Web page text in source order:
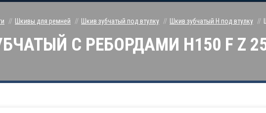
Шкивы для ремней Шкив зубчатый под втулку Шкив зубчатый H под втулку
С РЕБОРДАМИ H150 F Z 25